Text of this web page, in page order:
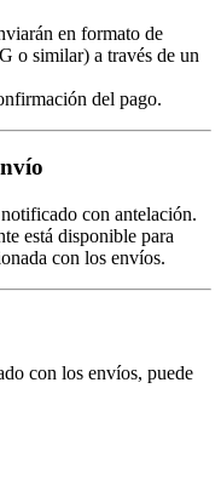
en formato de
o similar) a través de un
del pago.
con antelación.
está disponible para
con los envíos.
con los envíos, puede